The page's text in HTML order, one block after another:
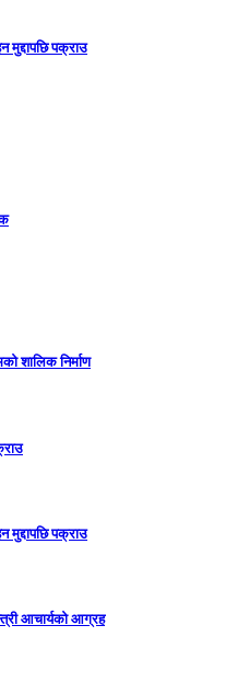
मुद्दापछि पक्राउ
शालिक निर्माण
मुद्दापछि पक्राउ
आचार्यको आग्रह